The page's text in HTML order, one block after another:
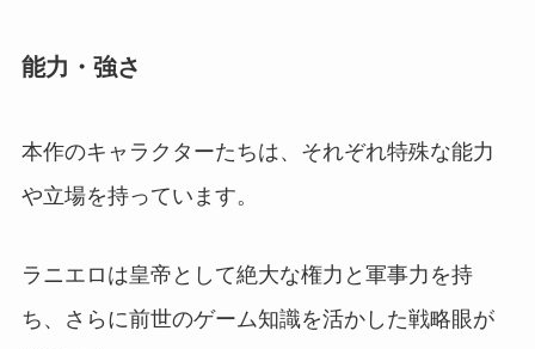
能力・強さ
本作のキャラクターたちは、それぞれ特殊な能力
や立場を持っています。
ラニエロは皇帝として絶大な権力と軍事力を持
ち、さらに前世のゲーム知識を活かした戦略眼が